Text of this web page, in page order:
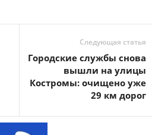
Следующая статья
Городские службы снова
вышли на улицы
Костромы: очищено уже
29 км дорог